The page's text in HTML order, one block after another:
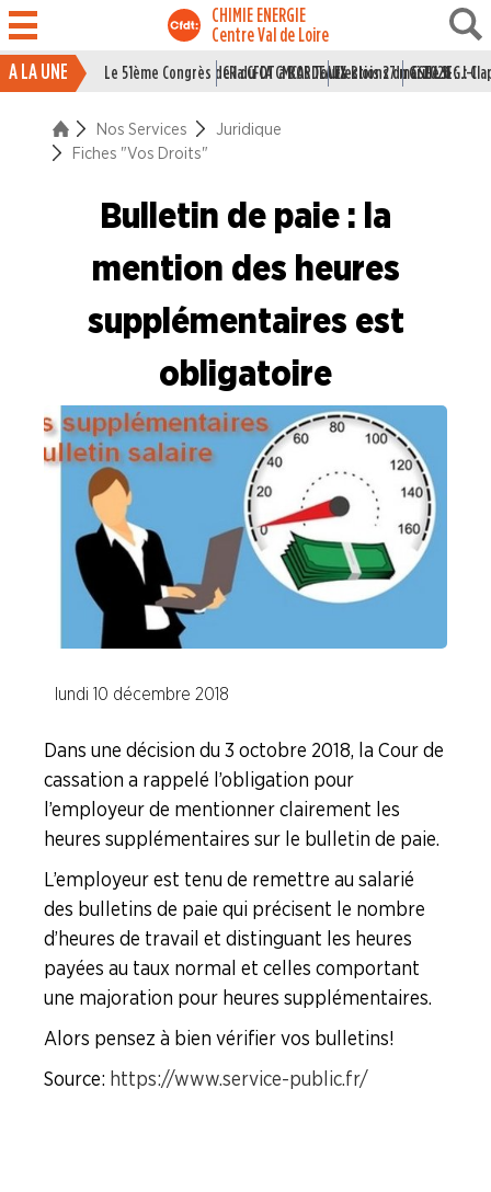
CHIMIE ENERGIE
Centre Val de Loire
ACTUALITÉ
ENTREPRISES
Le syndicat pour les jeunes
Le syndicat pour les cadres
Les accords nationaux interprofessionels
Conventions Collectives Nationales
Calcul des indemnités de licenciement et (…)
Comment fonctionne la justice
Fiches "Vos Droits"
L'actu juridique
Code du Travail
Faire Vivre le Collectif
Les Risques Industriels Majeurs
Formation Syndicale
NOUS
CONNAÎTRE
A LA UNE Le 51ème Congrès de la CFDT à BORDEAUX
CR du CA CMCAS Tours Blois 27 mai 2026
Elections du CSE LSI : J-1
Grille IEG :
Nos Services
Juridique
Fiches "Vos Droits"
Bulletin de paie : la
mention des heures
supplémentaires est
obligatoire
lundi 10 décembre 2018
Dans une décision du 3 octobre 2018, la Cour de
cassation a rappelé l’obligation pour
l’employeur de mentionner clairement les
heures supplémentaires sur le bulletin de paie.
L’employeur est tenu de remettre au salarié
des bulletins de paie qui précisent le nombre
d’heures de travail et distinguant les heures
payées au taux normal et celles comportant
une majoration pour heures supplémentaires.
Alors pensez à bien vérifier vos bulletins !
Source : https://www.service-public.fr/